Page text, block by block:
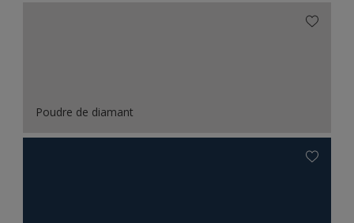
Poudre de diamant